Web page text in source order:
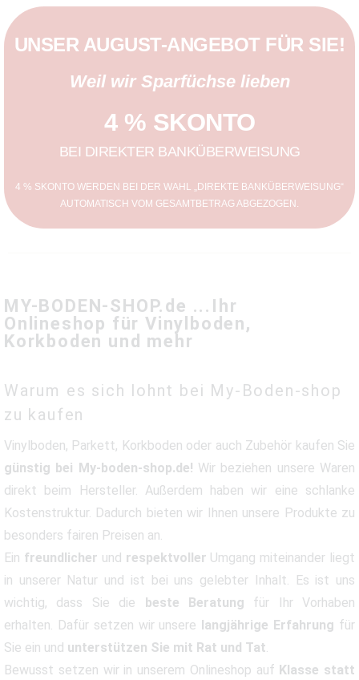
UNSER AUGUST-ANGEBOT FÜR SIE!
Weil wir Sparfüchse lieben
4 % SKONTO
BEI DIREKTER BANKÜBERWEISUNG
4 % SKONTO WERDEN BEI DER WAHL „DIREKTE BANKÜBERWEISUNG“
AUTOMATISCH VOM GESAMTBETRAG ABGEZOGEN.
MY-BODEN-SHOP.de ...Ihr
Onlineshop für Vinylboden,
Korkboden und mehr
Warum es sich lohnt bei My-Boden-shop
zu kaufen
Vinylboden, Parkett, Korkboden oder auch Zubehör kaufen Sie
günstig bei My-boden-shop.de! Wir beziehen unsere Waren
direkt beim Hersteller. Außerdem haben wir eine schlanke
Kostenstruktur. Dadurch bieten wir Ihnen unsere Produkte zu
besonders fairen Preisen an.
Ein freundlicher und respektvoller Umgang miteinander liegt
in unserer Natur und ist bei uns gelebter Inhalt. Es ist uns
wichtig, dass Sie die
beste Beratung für Ihr Vorhaben
erhalten. Dafür setzen wir unsere
langjährige Erfahrung für
Sie ein und unterstützen Sie mit Rat und Tat.
Bewusst setzen wir in unserem Onlineshop auf Klasse statt